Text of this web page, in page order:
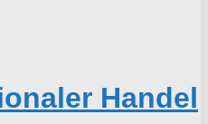
Handel